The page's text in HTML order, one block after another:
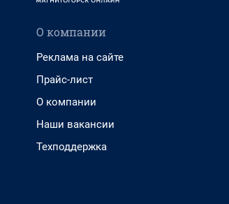
О компании
Реклама на сайте
Прайс-лист
О компании
Наши вакансии
Техподдержка